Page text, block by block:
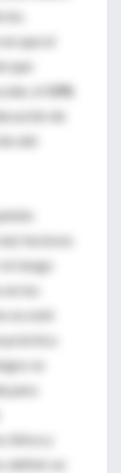
los
que el
que
el
10%
de
del
factores
riesgo
los
no esté
práctica
se
para
y
definir un